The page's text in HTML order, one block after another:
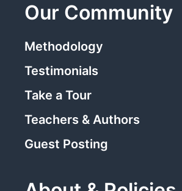
Our Community
Methodology
Testimonials
Take a Tour
Teachers & Authors
Guest Posting